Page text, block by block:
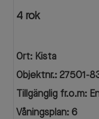
4 rok
Ort: Kista
Objektnr.: 27501-
Tillgänglig fr.o.m:
Våningsplan: 6